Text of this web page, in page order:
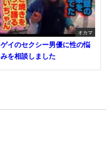
オカマ
ゲイのセクシー男優に性の悩
みを相談しました